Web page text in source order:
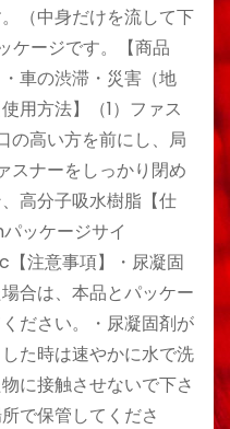
（中身だけを流して下
ケージです。【商品
車の渋滞・災害（地
用方法】（1）ファス
の高い方を前にし、局
スナーをしっかり閉め
高分子吸水樹脂【仕
ッケージサイ
注意事項】・尿凝固
合は、本品とパッケー
ださい。・尿凝固剤が
た時は速やかに水で洗
に接触させないで下さ
で保管してくださ